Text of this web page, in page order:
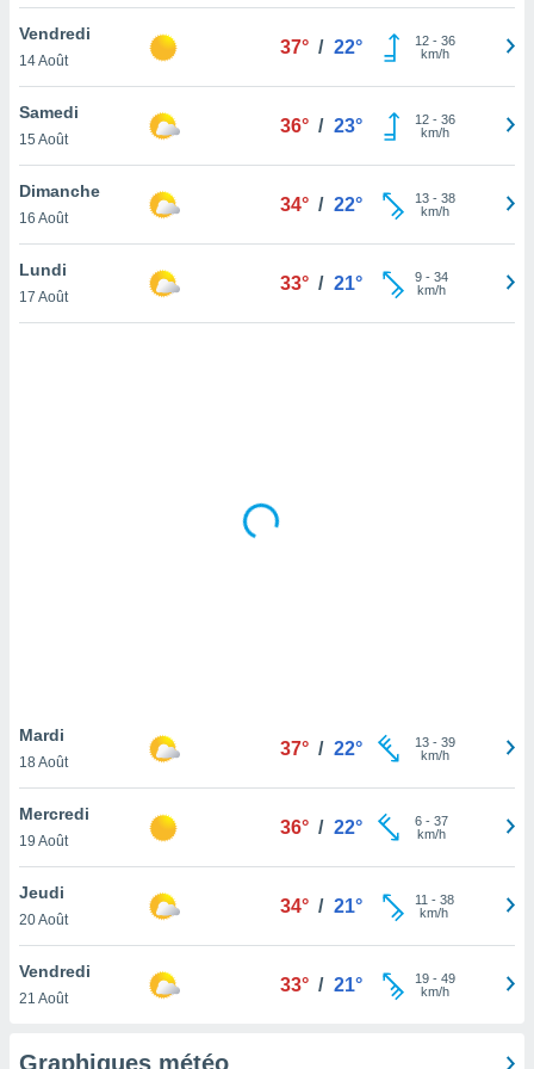
votre
à
en
le
notre
que
et que
Vendredi
14 Août
37° / 22° 12- 36
km/h
Samedi
15 Août
36° / 23° 12- 36
km/h
Dimanche
16 Août
34° / 22° 13- 38
km/h
Lundi
17 Août
33° / 21° 9- 34
km/h
Mardi
18 Août
37° / 22° 13- 39
km/h
Mercredi
19 Août
36° / 22° 6- 37
km/h
Jeudi
20 Août
34° / 21° 11 - 38
km/h
Vendredi
21 Août
33° / 21° 19- 49
km/h
Graphiques météo